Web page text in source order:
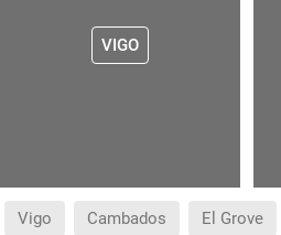
VIGO
Vigo Cambados El Grove